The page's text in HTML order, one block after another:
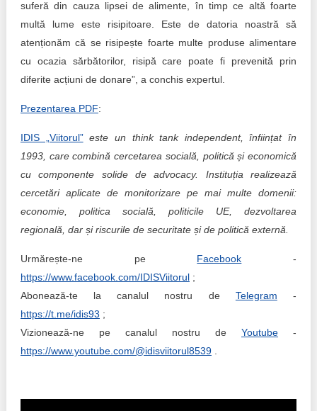
suferă din cauza lipsei de alimente, în timp ce altă foarte
multă lume este risipitoare. Este de datoria noastră să
atenționăm că se risipește foarte multe produse alimentare
cu ocazia sărbătorilor, risipă care poate fi prevenită prin
diferite acțiuni de donare”, a conchis expertul.
Prezentarea PDF:
IDIS „Viitorul” este un think tank independent, înființat în
1993, care combină cercetarea socială, politică și economică
cu componente solide de advocacy. Instituția realizează
cercetări aplicate de monitorizare pe mai multe domenii:
economie, politica socială, politicile UE, dezvoltarea
regională, dar și riscurile de securitate și de politică externă.
Urmărește-ne pe Facebook -
https://www.facebook.com/IDISViitorul;
Abonează-te la canalul nostru de Telegram -
https://t.me/idis93 ;
Vizionează-ne pe canalul nostru deYoutube -
https://www.youtube.com/@idisviitorul8539.